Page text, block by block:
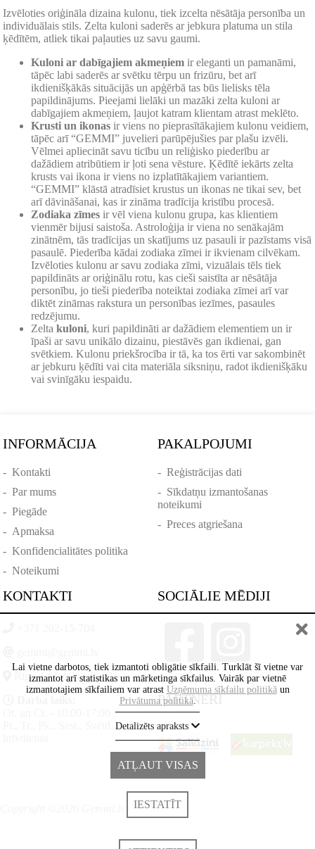
Izvēloties oriģināla dizaina kulonu, tiek izcelta nēsātāja personība un
individuālais stils. Zelta kuloni saderēs ar jebkura platuma un stila
ķēdītēm, atliek tikai paļauties uz savu gaumi.
Kuloni ar dabīgajiem akmeņiem ir eleganti un pamanāmi,
tāpēc labi saderēs ar svētku tērpu un frizūru, bet arī
ikdienišķākās situācijās un apģērbā tas būs lielisks tēla
papildinājums. Pieejami lielāki un mazāki zelta kuloni ar
dabīgajiem akmeņiem, ļaujot katram klientam atrast meklēto.
Krusti un ikonas ir viens no pieprasītākajiem kulonu veidiem,
tāpēc arī “GEMMI” juvelieri parūpējušies par plašu izvēli.
Vēlmei apliecināt savu ticību un reliģisko piederību ar
dažādiem atribūtiem ir ļoti sena vēsture. Ķēdītē iekārts zelta
krusts vai ikona ir viens no izplatītākajiem variantiem.
“GEMMI” klāstā atradīsiet krustus un ikonas ne tikai sev, bet
arī dāvināšanai, kas ir zināma tradīcija kristību procesā.
Zodiaka zīmes ir vēl viena kulonu grupa, kas klientiem
vienmēr bijusi saistoša. Astroloģija ir viena no senākajām
zinātnēm, tās tradīcijas un skatījums uz pasauli ir pazīstams visā
pasaulē. Piederība kādai zodiaka zīmei ir ikvienam cilvēkam.
Izvēloties kulonu ar savu zodiaka zīmi, vizuālais tēls tiek
papildināts ar oriģinālu rotu, kas cieši saistīta ar nēsātāja
personību, jo tieši piederība noteiktai zodiaka zīmei arī var
diktēt zināmas rakstura un personības iezīmes, pasaules
redzējumu.
Zeltakuloni, kuri papildināti ar dažādiem elementiem un ir
īpaši ar savu unikālo dizainu, piestāvēs gan ikdienai, gan
svētkiem. Kulonu priekšrocība ir tā, ka tos ērti var sakombinēt
ar jebkuru ķēdīti vai cita materiāla siksniņu, radot ikdienišķāku
vai svinīgāku iespaidu.
INFORMĀCIJA
-Kontakti
-Par mums
-Piegāde
- Apmaksa
-Konfidencialitātes politika
-Noteikumi
PAKALPOJUMI
- Reģistrācijas dati
- Sīkdatņu izmantošanas
noteikumi
- Preces atgriešana
KONTAKTI
Rīga, Lāčplēšā iela 88
Pr., Tr., Pk., Sest., Svētd. -
SOCIĀLIE MĒDIJI
PARTNERI
Lai vietne darbotos, tiek izmantoti obligātie sīkfaili. Turklāt šī vietne var
izmantot arī statistikas un mārketinga sīkfailus. Vairāk par vietnē
izmantotajiem sīkfailiem var atrast Uzņēmuma sīkfailu politikāun
Privātuma politikā.
Detalizēts apraksts
ATĻAUT VISAS
IESTATĪT